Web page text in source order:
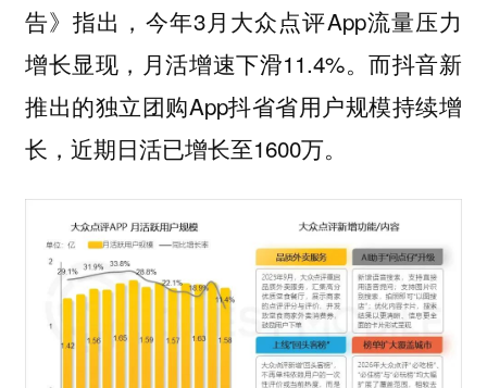
告》指出，今年3月大众点评App流量压力
增长显现，月活增速下滑11.4%。而抖音新
推出的独立团购App抖省省用户规模持续增
长，近期日活已增长至1600万。